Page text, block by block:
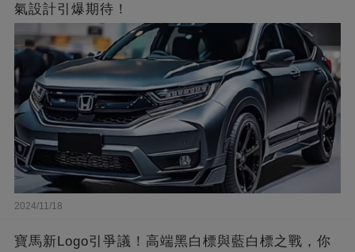
氣設計引爆期待！
2024/11/18
寶馬新Logo引爭議！高端黑白標與藍白標之戰，你